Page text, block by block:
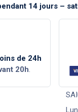
14 jours –
de 24h
20h.